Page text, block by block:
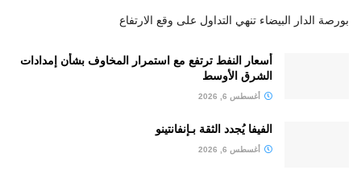
بورصة الدار البيضاء تنهي التداول على وقع الارتفاع
أسعار النفط ترتفع مع استمرار المخاوف بشأن إمدادات
الشرق الأوسط
أغسطس 6, 2026
الفيفا يُجدد الثقة بـإنفانتينو
أغسطس 6, 2026